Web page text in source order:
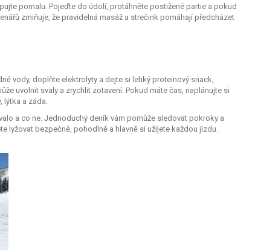
pomalu. Pojeďte do údolí, protáhněte postižené partie a pokud
zmiňuje, že pravidelná masáž a strečink pomáhají předcházet
vody, doplňte elektrolyty a dejte si lehký proteinový snack,
uvolnit svaly a zrychlit zotavení. Pokud máte čas, naplánujte si
lýtka a záda.
a co ne. Jednoduchý deník vám pomůže sledovat pokroky a
lyžovat bezpečně, pohodlně a hlavně si užijete každou jízdu.